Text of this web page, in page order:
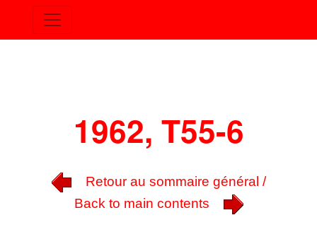
1962, T55-6
Retour au sommaire général /
Back to main contents